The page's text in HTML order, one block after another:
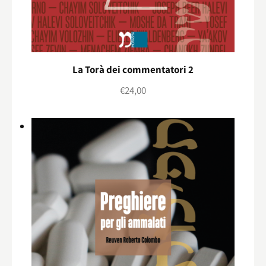
La Torà dei commentatori 2
€24,00